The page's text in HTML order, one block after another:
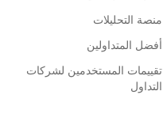
منصة التحليلات
أفضل المتداولين
تقييمات المستخدمين لشركات
التداول